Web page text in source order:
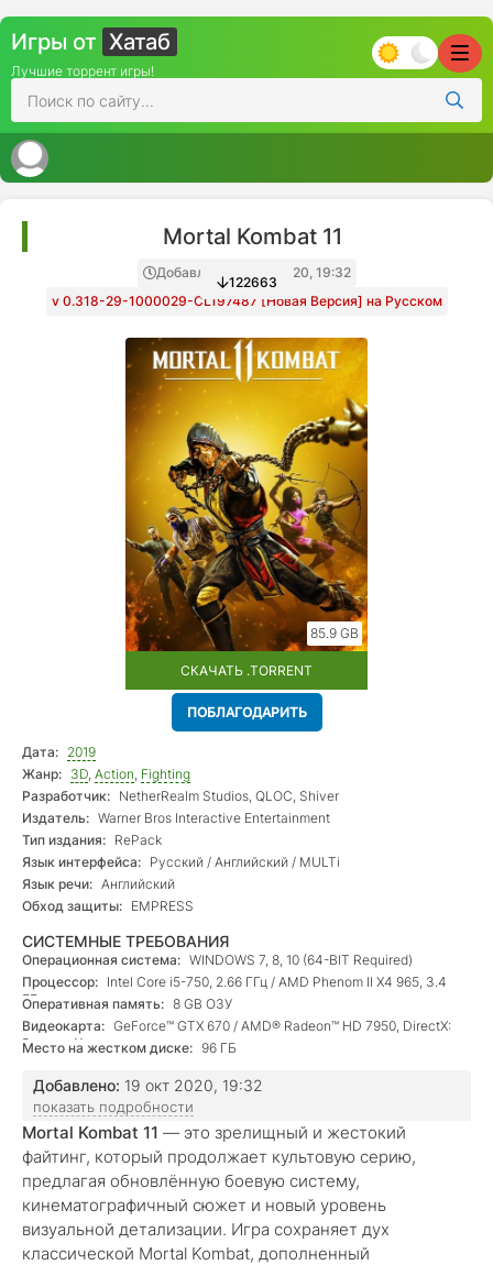
Игры от Хатаб
Лучшие торрент игры!
Mortal Kombat 11
Добавлено:
19 окт 2020, 19:32
v 0.318-29-1000029-CL197487 [Новая Версия] на Русском
122663
85.9 GB
СКАЧАТЬ .TORRENT
ПОБЛАГОДАРИТЬ
Дата: 2019
Жанр: 3D, Action, Fighting
Разработчик: NetherRealm Studios, QLOC, Shiver
Издатель: Warner Bros Interactive Entertainment
Тип издания: RePack
Язык интерфейса: Русский / Английский / MULTi
Язык речи: Английский
Обход защиты: EMPRESS
СИСТЕМНЫЕ ТРЕБОВАНИЯ
Операционная система: WINDOWS 7, 8, 10 (64-BIT Required)
Процессор: Intel Core i5-750, 2.66 ГГц / AMD Phenom II X4 965, 3.4
ГГц
Оперативная память: 8 GB ОЗУ
Видеокарта: GeForce™ GTX 670 / AMD® Radeon™ HD 7950, DirectX:
Версии 11
Место на жестком диске: 96 ГБ
Добавлено: 19 окт 2020, 19:32
показать подробности
Mortal Kombat 11 — это зрелищный и жестокий
файтинг, который продолжает культовую серию,
предлагая обновлённую боевую систему,
кинематографичный сюжет и новый уровень
визуальной детализации. Игра сохраняет дух
классической Mortal Kombat, дополненный